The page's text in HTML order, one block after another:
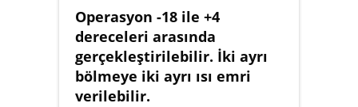
Operasyon -18 ile +4
dereceleri arasında
gerçekleştirilebilir. İki ayrı
bölmeye iki ayrı ısı emri
verilebilir.